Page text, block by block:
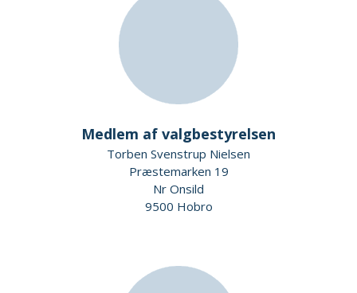
Medlem af valgbestyrelsen
Torben Svenstrup Nielsen
Præstemarken 19
Nr Onsild
9500 Hobro